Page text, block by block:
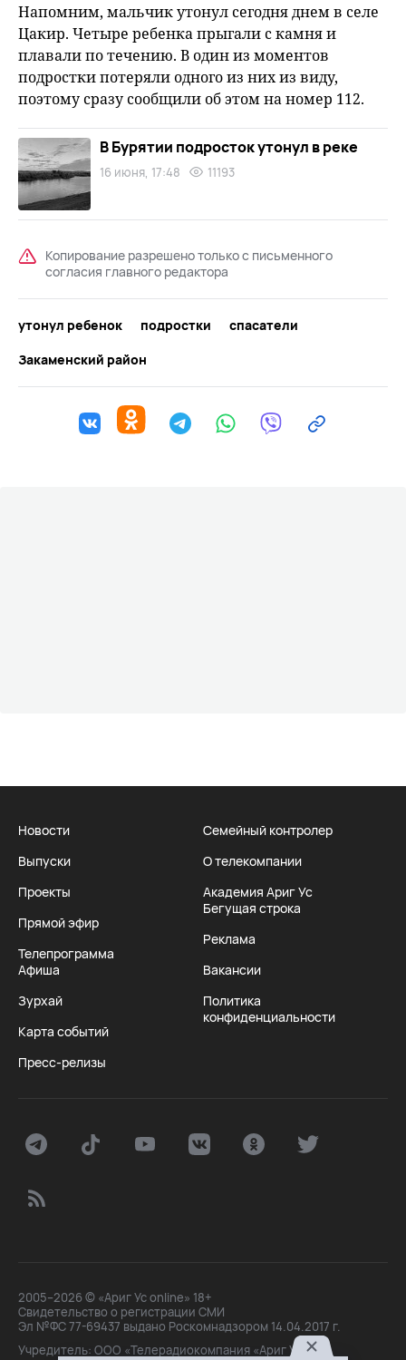
Напомним, мальчик утонул сегодня днем в селе
Цакир. Четыре ребенка прыгали с камня и
плавали по течению. В один из моментов
подростки потеряли одного из них из виду,
поэтому сразу сообщили об этом на номер 112.
В Бурятии подросток утонул в реке
16 июня, 17:48 11193
Копирование разрешено только с письменного
согласия главного редактора
утонул ребенок подростки
спасатели
Закаменский район
Новости
Выпуски
Проекты
Прямой эфир
Телепрограмма
Афиша
Зурхай
Карта событий
Пресс-релизы
Семейный контролер
О телекомпании
Академия Ариг Ус
Бегущая строка
Реклама
Вакансии
Политика
конфиденциальности
2005–2026 © «Ариг Ус online» 18+
Свидетельство о регистрации СМИ
Эл №ФС 77-69437 выдано Роскомнадзором 14.04.2017 г.
Учредитель: ООО «Телерадиокомпания «Ариг Ус»,